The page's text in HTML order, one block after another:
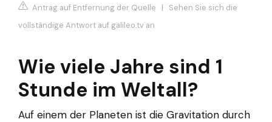
Antrag auf Entfernung der Quelle | Sehen Sie sich die
vollständige Antwort auf galileo.tv an
Wie viele Jahre sind 1
Stunde im Weltall?
Auf einem der Planeten ist die Gravitation durch